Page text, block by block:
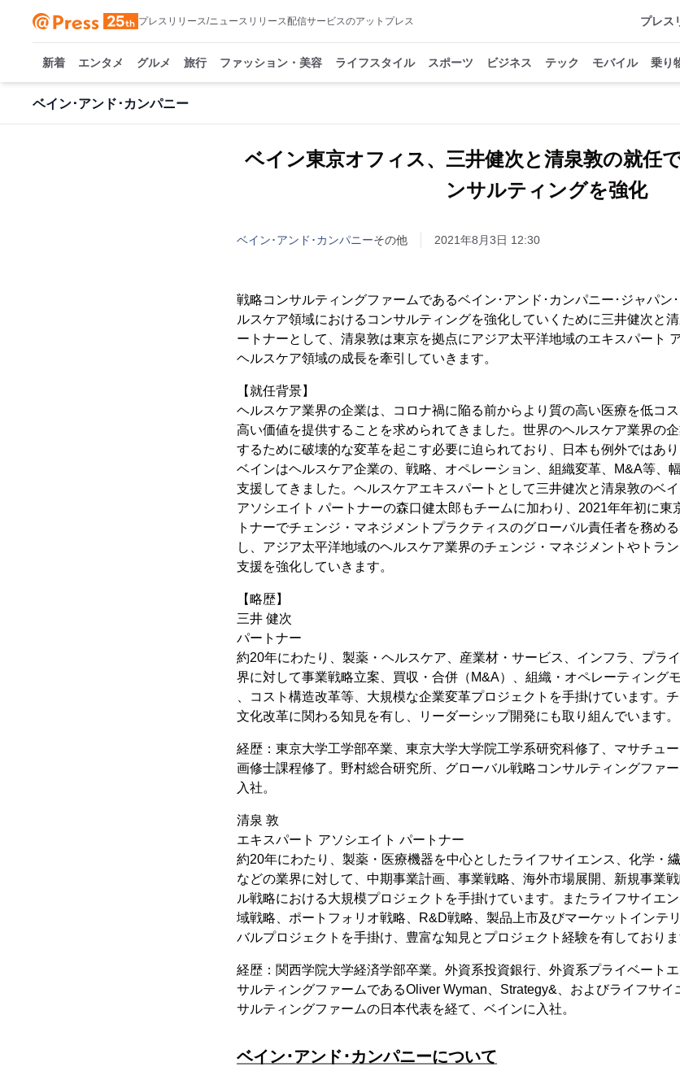
プレスリリース/ニュースリリース配信サービスのアットプレス プレス
新着 エンタメ グルメ 旅行 ファッション・美容 ライフスタイル スポーツ ビジネス テック モバイル 乗り
ベイン･アンド･カンパニー
ベイン東京オフィス、三井健次と清泉敦の就任
ンサルティングを強化
ベイン･アンド･カンパニーその他 2021年8月3日 12:30
戦略コンサルティングファームであるベイン･アンド･カンパニー･ジャパン
ルスケア領域におけるコンサルティングを強化していくために三井健次と
ートナーとして、清泉敦は東京を拠点にアジア太平洋地域のエキスパート
ヘルスケア領域の成長を牽引していきます。
【就任背景】
ヘルスケア業界の企業は、コロナ禍に陥る前からより質の高い医療を低コ
高い価値を提供することを求められてきました。世界のヘルスケア業界の
するために破壊的な変革を起こす必要に迫られており、日本も例外ではあり
ベインはヘルスケア企業の、戦略、オペレーション、組織変革、M&A等、
支援してきました。ヘルスケアエキスパートとして三井健次と清泉敦のベ
アソシエイト パートナーの森口健太郎もチームに加わり、2021年年初に東
トナーでチェンジ・マネジメントプラクティスのグローバル責任者を務め
し、アジア太平洋地域のヘルスケア業界のチェンジ・マネジメントやトラ
支援を強化していきます。
【略歴】
三井 健次
パートナー
約20年にわたり、製薬・ヘルスケア、産業材・サービス、インフラ、プラ
界に対して事業戦略立案、買収・合併（M&A）、組織・オペレーティング
、コスト構造改革等、大規模な企業変革プロジェクトを手掛けています。
文化改革に関わる知見を有し、リーダーシップ開発にも取り組んでいます。
経歴：東京大学工学部卒業、東京大学大学院工学系研究科修了、マサチュ
画修士課程修了。野村総合研究所、グローバル戦略コンサルティングファ
入社。
清泉 敦
エキスパート アソシエイト パートナー
約20年にわたり、製薬・医療機器を中心としたライフサイエンス、化学・
などの業界に対して、中期事業計画、事業戦略、海外市場展開、新規事業
ル戦略における大規模プロジェクトを手掛けています。またライフサイエ
域戦略、ポートフォリオ戦略、R&D戦略、製品上市及びマーケットインテ
バルプロジェクトを手掛け、豊富な知見とプロジェクト経験を有しておりま
経歴：関西学院大学経済学部卒業。外資系投資銀行、外資系プライベート
サルティングファームであるOliver Wyman、Strategy&、およびライフサ
サルティングファームの日本代表を経て、ベインに入社。
ベイン･アンド･カンパニーについて